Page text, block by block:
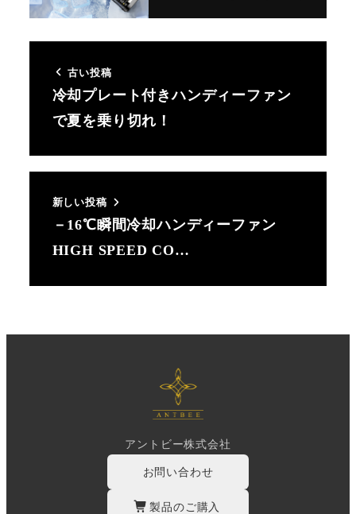
古い投稿
冷却プレート付きハンディーファン
で夏を乗り切れ！
新しい投稿
－16℃瞬間冷却ハンディーファン
HIGH SPEED CO…
アントビー株式会社
お問い合わせ
製品のご購入